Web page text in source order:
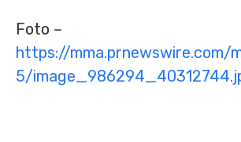
Foto –
https://mma.prnewswire.com/
5/